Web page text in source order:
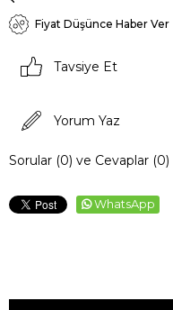
Fiyat Düşünce Haber Ver
Tavsiye Et
Yorum Yaz
Sorular (0) ve Cevaplar (0)
WhatsApp